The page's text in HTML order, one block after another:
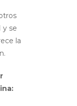
y se
la